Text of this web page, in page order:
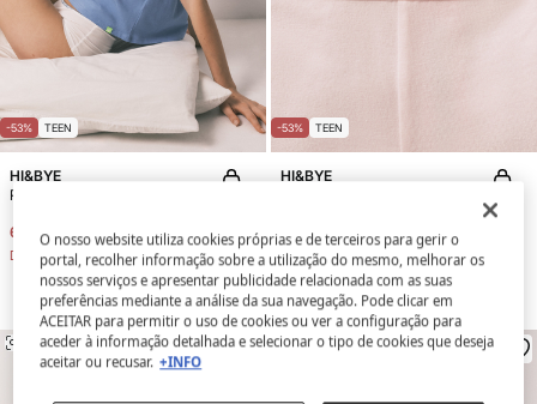
-53% TEEN
HI&BYE
6,99 € 14,99 €
Desconto8,00 €
-53% TEEN
HI&BYE
6,99 € 14,99 €
Desconto8,00 €
SEMELHANTE SEMELHANTE
O nosso website utiliza cookies próprias e de terceiros para gerir o
portal, recolher informação sobre a utilização do mesmo, melhorar os
nossos serviços e apresentar publicidade relacionada com as suas
preferências mediante a análise da sua navegação. Pode clicar em
ACEITAR para permitir o uso de cookies ou ver a configuração para
aceder à informação detalhada e selecionar o tipo de cookies que deseja
aceitar ou recusar. +INFO